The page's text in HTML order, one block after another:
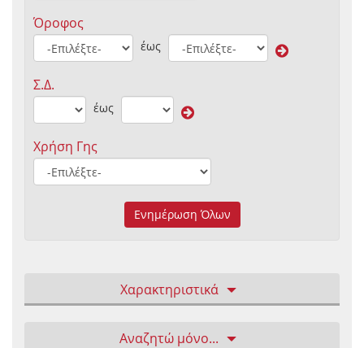
Όροφος
έως
Σ.Δ.
έως
Χρήση Γης
Ενημέρωση Όλων
Χαρακτηριστικά
Αναζητώ μόνο...